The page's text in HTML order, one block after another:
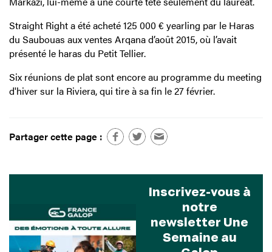
Straight Right a été acheté 125 000 € yearling par le Haras
du Saubouas aux ventes Arqana d’août 2015, où l’avait
présenté le haras du Petit Tellier.
Six réunions de plat sont encore au programme du meeting
d'hiver sur la Riviera, qui tire à sa fin le 27 février.
Partager cette page :
Inscrivez-vous à
notre
newsletter Une
Semaine au